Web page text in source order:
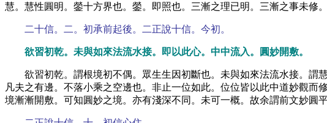
慧。慧性圓明。鎣十方界也。鎣。即照也。三漸之理已明。三漸之事未修
二十信。二。初承前起後。二正說十信。今初。
欲習初乾。未與如來法流水接。即以此心。中中流入。圓妙開敷。
欲習初乾。謂根境初不偶。眾生生因初斷也。未與如來法流水接。
凡夫之有邊。不落小乘之空邊也。非止一位如此。位位皆以此中道妙觀
境漸漸開敷。可知圓妙之境。亦有淺深不同。未可一概。故余謂前文妙圓